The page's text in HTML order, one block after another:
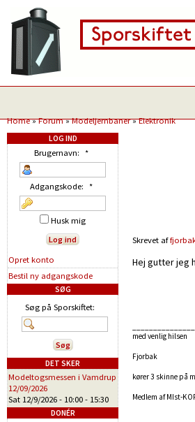
Home»Forum»Modeljernbaner»Elektronik
Skrevet af
Hej gutter jeg
med venlig hilsen
Fjorbak
kører 3 skinne på
Medlem af MIst-
LOG IND
Brugernavn: *
Adgangskode: *
Husk mig
Opret konto
Bestil ny adgangskode
SØG
Søg på Sporskiftet:
DET SKER
Modeltogsmessen i Vamdrup
12/09/2026
Sat 12/9/2026 - 10:00 - 15:30
DONÉR